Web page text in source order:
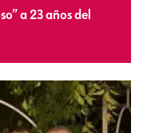
a 23 años del